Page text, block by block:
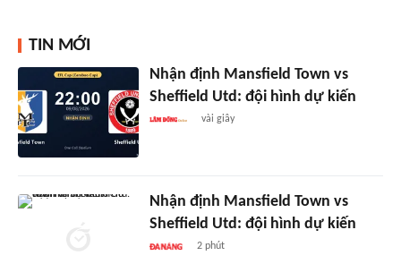
TIN MỚI
Nhận định Mansfield Town vs
Sheffield Utd: đội hình dự kiến
vài giây
Nhận định Mansfield Town vs
Sheffield Utd: đội hình dự kiến
2 phút